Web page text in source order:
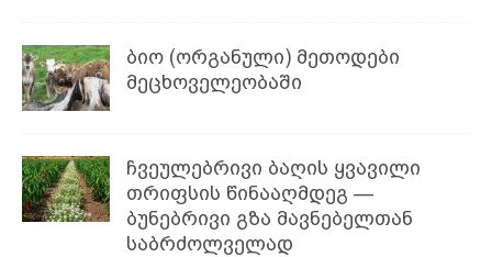
ბიო (ორგანული) მეთოდები
მეცხოველეობაში
ჩვეულებრივი ბაღის ყვავილი
თრიფსის წინააღმდეგ —
ბუნებრივი გზა მავნებელთან
საბრძოლველად